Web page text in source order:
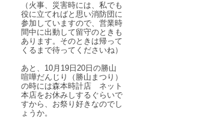
（火事、災害時には、私でも
役に立てればと思い消防団に
参加していますので、営業時
間中に出動して留守のときも
あります。そのときは帰って
くるまで待ってくださいね）
あと、10月19日20日の勝山
喧嘩だんじり（勝山まつり）
の時には森本時計店 ネット
本店をお休みしするぐらいで
すから、お祭り好きなのでし
ょうか。